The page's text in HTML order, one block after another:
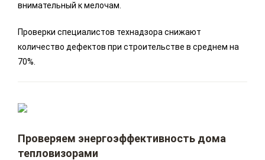
внимательный к мелочам.
Проверки специалистов технадзора снижают
количество дефектов при строительстве в среднем на
70%.
Проверяем энергоэффективность дома
тепловизорами